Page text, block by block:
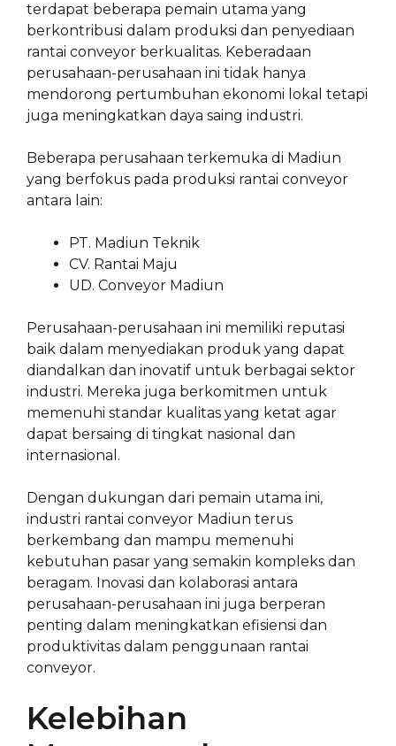
terdapat beberapa pemain utama yang
berkontribusi dalam produksi dan penyediaan
rantai conveyor berkualitas. Keberadaan
perusahaan-perusahaan ini tidak hanya
mendorong pertumbuhan ekonomi lokal tetapi
juga meningkatkan daya saing industri.
Beberapa perusahaan terkemuka di Madiun
yang berfokus pada produksi rantai conveyor
antara lain:
PT. Madiun Teknik
CV. Rantai Maju
UD. Conveyor Madiun
Perusahaan-perusahaan ini memiliki reputasi
baik dalam menyediakan produk yang dapat
diandalkan dan inovatif untuk berbagai sektor
industri. Mereka juga berkomitmen untuk
memenuhi standar kualitas yang ketat agar
dapat bersaing di tingkat nasional dan
internasional.
Dengan dukungan dari pemain utama ini,
industri rantai conveyor Madiun terus
berkembang dan mampu memenuhi
kebutuhan pasar yang semakin kompleks dan
beragam. Inovasi dan kolaborasi antara
perusahaan-perusahaan ini juga berperan
penting dalam meningkatkan efisiensi dan
produktivitas dalam penggunaan rantai
conveyor.
Kelebihan